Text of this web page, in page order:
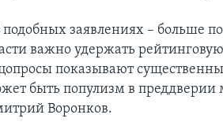
подобных заявлениях – больше
важно удержать
показывают
быть популизм в преддверии
Воронков.